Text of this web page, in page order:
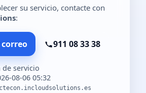
su servicio, contacte con
:
911 08 33 38
de servicio
08-06 05:32